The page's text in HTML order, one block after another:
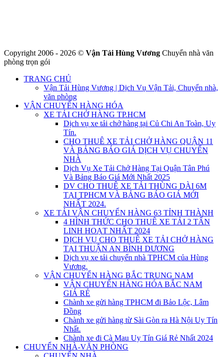
Copyright 2006 - 2026 © Vận Tải Hùng Vương Chuyển nhà văn
phòng trọn gói
TRANG CHỦ
Vận Tải Hùng Vương | Dịch Vụ Vận Tải, Chuyển nhà,
văn phòng
VẬN CHUYỂN HÀNG HÓA
XE TẢI CHỞ HÀNG TP.HCM
Dịch vụ xe tải chở hàng tại Củ Chi An Toàn, Uy
Tín.
CHO THUÊ XE TẢI CHỞ HÀNG QUẬN 11
VÀ BẢNG BÁO GIÁ DỊCH VỤ CHUYỂN
NHÀ
Dịch Vụ Xe Tải Chở Hàng Tại Quận Tân Phú
Và Bảng Báo Giá Mới Nhất 2025
DV CHO THUÊ XE TẢI THÙNG DÀI 6M
TẠI TPHCM VÀ BẢNG BÁO GIÁ MỚI
NHẤT 2024.
XE TẢI VẬN CHUYỂN HÀNG 63 TỈNH THÀNH
4 HÌNH THỨC CHO THUÊ XE TẢI 2 TẤN
LINH HOẠT NHẤT 2024
DỊCH VỤ CHO THUÊ XE TẢI CHỞ HÀNG
TẠI THUẬN AN BÌNH DƯƠNG
Dịch vụ xe tải chuyển nhà TPHCM của Hùng
Vương.
VẬN CHUYỂN HÀNG BẮC TRUNG NAM
VẬN CHUYỂN HÀNG HÓA BẮC NAM
GIÁ RẺ
Chành xe gửi hàng TPHCM đi Bảo Lộc, Lâm
Đồng
Chành xe gửi hàng từ Sài Gòn ra Hà Nội Uy Tín
Nhất.
Chành xe đi Cà Mau Uy Tín Giá Rẻ Nhất 2024
CHUYỂN NHÀ-VĂN PHÒNG